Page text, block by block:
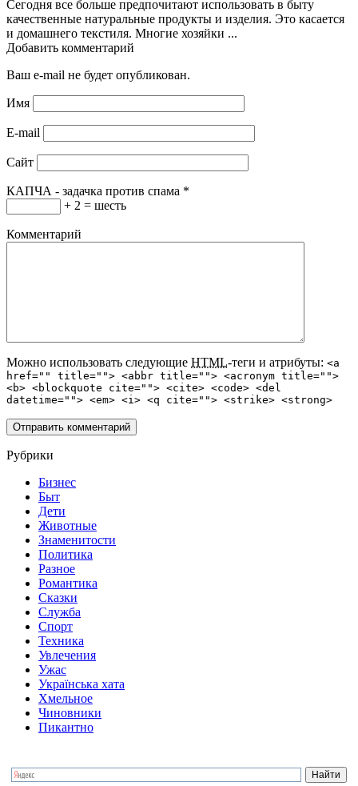
Сегодня все больше предпочитают использовать в быту
качественные натуральные продукты и изделия. Это касается
и домашнего текстиля. Многие хозяйки ...
Добавить комментарий
Ваш e-mail не будет опубликован.
Имя
E-mail
Сайт
КАПЧА - задачка против спама *
+ 2 = шесть
Комментарий
Можно использовать следующие HTML-теги и атрибуты: <a
href="" title=""> <abbr title=""> <acronym title="">
<b> <blockquote cite=""> <cite> <code> <del
datetime=""> <em> <i> <q cite=""> <strike> <strong>
Рубрики
Бизнес
Быт
Дети
Животные
Знаменитости
Политика
Разное
Романтика
Сказки
Служба
Спорт
Техника
Увлечения
Ужас
Українська хата
Хмельное
Чиновники
Пикантно